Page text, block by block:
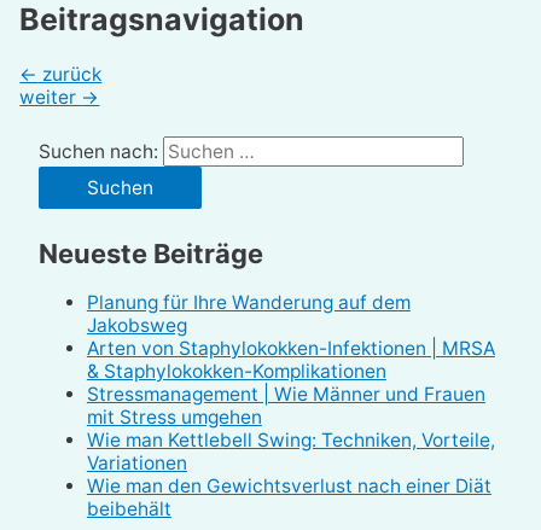
Beitragsnavigation
← zurück
weiter →
Suchen nach:
Neueste Beiträge
Planung für Ihre Wanderung auf dem
Jakobsweg
Arten von Staphylokokken-Infektionen | MRSA
& Staphylokokken-Komplikationen
Stressmanagement | Wie Männer und Frauen
mit Stress umgehen
Wie man Kettlebell Swing: Techniken, Vorteile,
Variationen
Wie man den Gewichtsverlust nach einer Diät
beibehält